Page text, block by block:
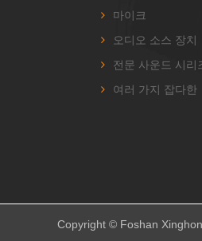
마이크
오디오 소스 장치
전문 사운드 시리
여러 가지 잡다한
Copyright © Foshan